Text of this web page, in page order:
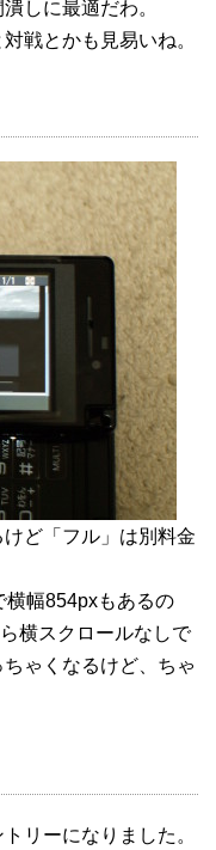
しに最適だわ。
戦とかも見易いね。
けど「フル」は別料金
横幅854pxもあるの
横スクロールなしで
ゃくなるけど、ちゃ
リーになりました。